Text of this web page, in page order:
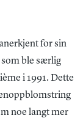
for sin
ble særlig
i 1991. Dette
noe langt mer